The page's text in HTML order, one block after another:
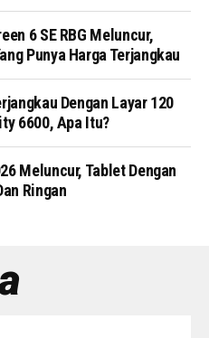
6 SE RBG Meluncur,
Punya Harga Terjangkau
Dengan Layar 120
6600, Apa Itu?
Meluncur, Tablet Dengan
Ringan